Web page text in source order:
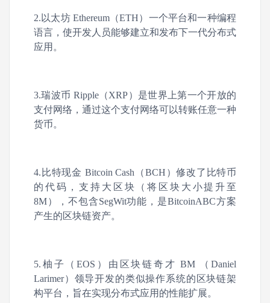
2.以太坊 Ethereum（ETH）一个平台和一种编程
语言，使开发人员能够建立和发布下一代分布式
应用。
3.瑞波币 Ripple（XRP）是世界上第一个开放的
支付网络，通过这个支付网络可以转账任意一种
货币。
4.比特现金 Bitcoin Cash（BCH）修改了比特币
的代码，支持大区块（将区块大小提升至
8M），不包含SegWit功能，是BitcoinABC方案
产生的区块链资产。
5.柚子（EOS）由区块链奇才 BM （Daniel
Larimer）领导开发的类似操作系统的区块链架
构平台，旨在实现分布式应用的性能扩展。